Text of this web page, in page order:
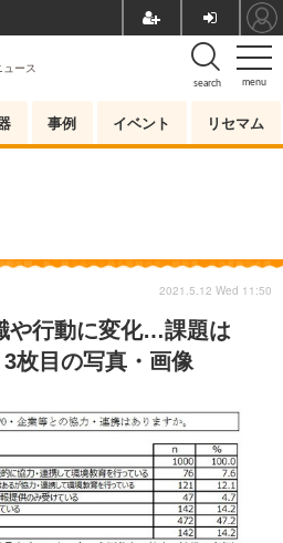
menu
search
ース
事例 イベント リセマム
や行動に変化…課題は
3枚目の写真・画像
2021.5.12 Wed 11:50